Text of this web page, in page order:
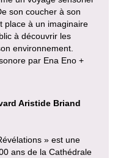
son coucher à son
place à un imaginaire
à découvrir les
environnement.
par Ena Eno +
Aristide Briand
» est une
ans de la Cathédrale